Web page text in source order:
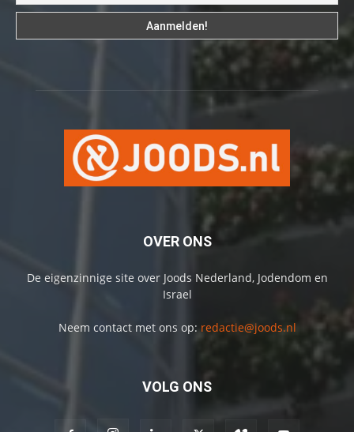
OVER ONS
De eigenzinnige site over Joods Nederland, Jodendom en
Israel
Neem contact met ons op: redactie@joods.nl
VOLG ONS